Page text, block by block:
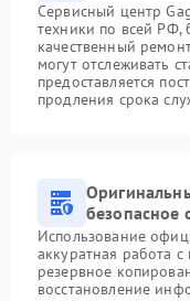
Сервисный центр
техники по всей РФ,
качественный
могут отслеживать
предоставляется
продления срока
безопасное
Использование
аккуратная работа
резервное
восстановление